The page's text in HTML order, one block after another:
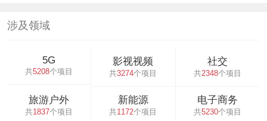
涉及领域
5G
共5208个项目
影视视频
共3274个项目
社交
共2348个项目
旅游户外
共1837个项目
新能源
共1172个项目
电子商务
共5230个项目